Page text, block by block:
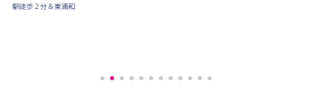
口駅徒歩２分＆東浦和